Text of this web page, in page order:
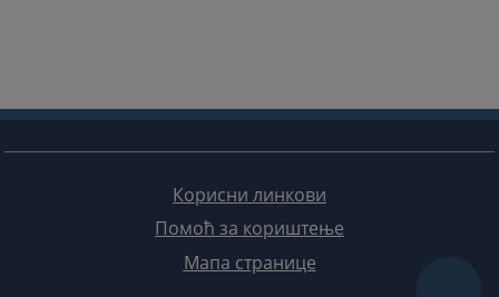
Корисни линкови
Помоћ за кориштење
Мапа странице